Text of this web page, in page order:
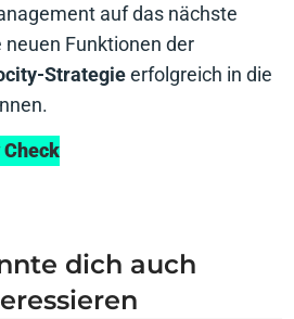
auf das nächste
neuen Funktionen der
Strategieerfolgreich in die
dich auch